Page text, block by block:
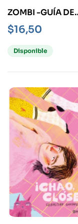
ZOMBI -GUÍA DE
SUOERVIVENCIA-
ATQUES
REGISTRADOS
$16,50
Disponible